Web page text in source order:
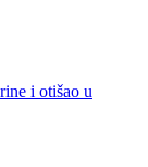
u
je našem
obavijestili